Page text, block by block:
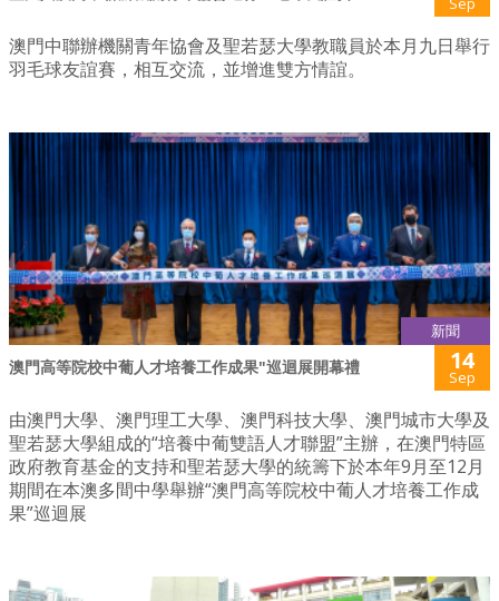
澳門中聯辦機關青年協會及聖若瑟大學教職員於本月九日舉行
羽毛球友誼賽，相互交流，並增進雙方情誼。
新聞
澳門高等院校中葡人才培養工作成果"巡迴展開幕禮 14
Sep
由澳門大學、澳門理工大學、澳門科技大學、澳門城市大學及
聖若瑟大學組成的“培養中葡雙語人才聯盟”主辦，在澳門特區
政府教育基金的支持和聖若瑟大學的統籌下於本年9月至12月
期間在本澳多間中學舉辦“澳門高等院校中葡人才培養工作成
果”巡迴展